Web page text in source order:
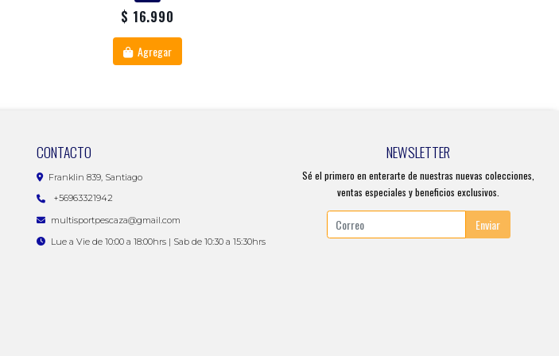
$ 16.990
Agregar
CONTACTO
Franklin 839, Santiago
+56963321942
multisportpescaza@gmail.com
Lue a Vie de 10:00 a 18:00hrs | Sab de 10:30 a 15:30hrs
NEWSLETTER
Sé el primero en enterarte de nuestras nuevas colecciones,
ventas especiales y beneficios exclusivos.
Enviar